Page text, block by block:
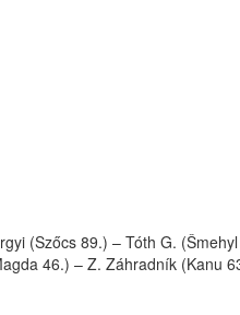
(Szőcs 89.) – Tóth G.
46.) – Z. Záhradník (Kanu